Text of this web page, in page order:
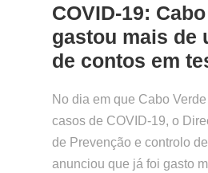
COVID-19:
gastou mais de
de contos em
No dia em que Cabo
casos de COVID-19, o
de Prevenção e controlo
anunciou que já foi gasto